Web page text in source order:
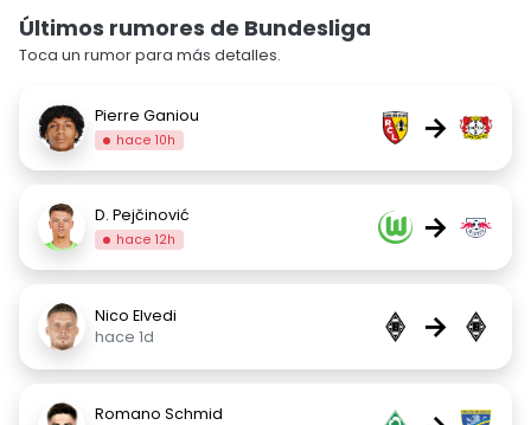
Últimos rumores de Bundesliga
Toca un rumor para más detalles.
Pierre Ganiou
hace 10h →
D. Pejčinović
hace 12h →
Nico Elvedi
hace 1d
→
Romano Schmid